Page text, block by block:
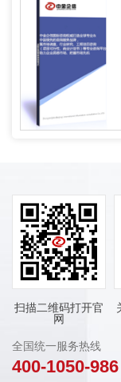
扫描二维码打开官
网
全国统一服务热线
400-1050-986